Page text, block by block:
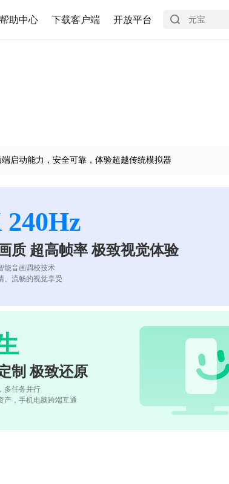
帮助中心 下载客户端 开放平台
启动能力，安全可靠，体验超越传统模拟器
240Hz
质 超高帧率 极致视觉体验
能音画调校技术
、流畅的视觉享受
制 极致还原
多任务并行
产，手机电脑跨端互通